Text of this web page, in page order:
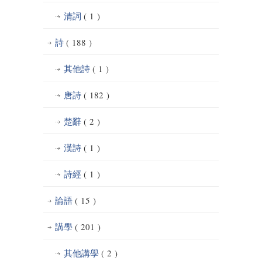
清詞 ( 1 )
詩 ( 188 )
其他詩 ( 1 )
唐詩 ( 182 )
楚辭 ( 2 )
漢詩 ( 1 )
詩經 ( 1 )
論語 ( 15 )
講學 ( 201 )
其他講學 ( 2 )